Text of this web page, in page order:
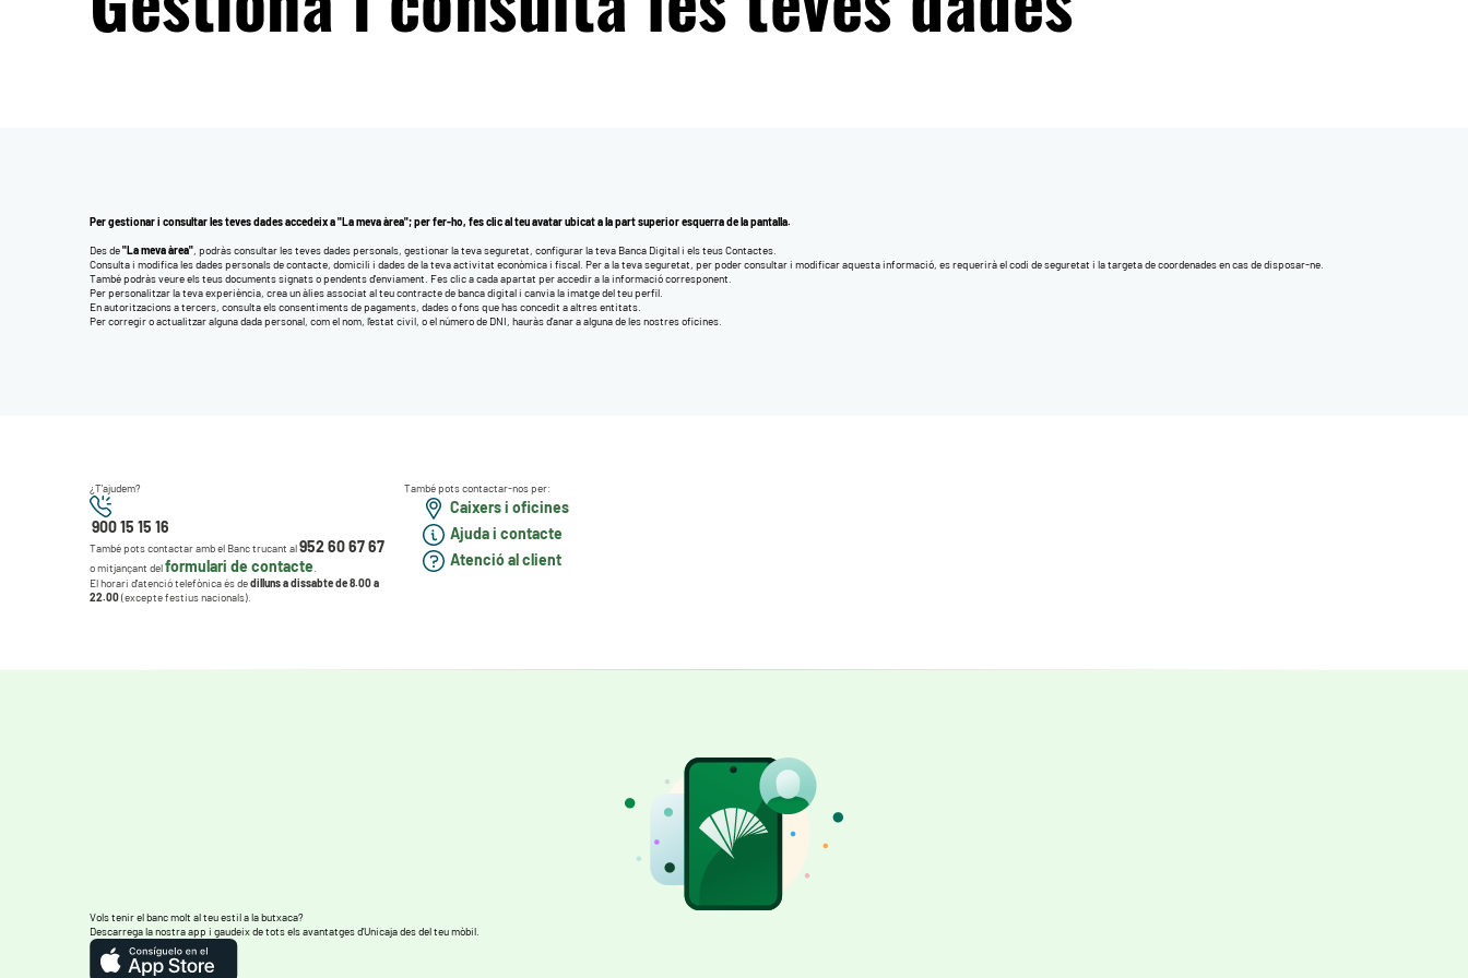
Per gestionar i consultar les teves dades accedeix a "La meva àrea"; per fer-ho, fes clic al teu avatar ubicat a la part superior esquerra de la pantalla.
Des de"La meva àrea", podràs consultar les teves dades personals, gestionar la teva seguretat, configurar la teva Banca Digital i els teus Contactes.
Consulta i modifica les dades personals de contacte, domicili i dades de la teva activitat econòmica i fiscal. Per a la teva seguretat, per poder consultar i modificar aquesta informació, es requerirà el codi de seguretat i la targeta de coordenades en cas de disposar-ne.
També podràs veure els teus documents signats o pendents d'enviament. Fes clic a cada apartat per accedir a la informació corresponent.
Per personalitzar la teva experiència, crea un àlies associat al teu contracte de banca digital i canvia la imatge del teu perfil.
En autoritzacions a tercers, consulta els consentiments de pagaments, dades o fons que has concedit a altres entitats.
Per corregir o actualitzar alguna dada personal, com el nom, l’estat civil, o el número de DNI, hauràs d’anar a alguna de les nostres oficines.
¿T'ajudem?
900 15 15 16
També pots contactar amb el Banc trucant al952 60 67 67
o mitjançant delformulari de contacte
El horari d'atenció telefònica és dedilluns a dissabte de 8.00 a
22.00(excepte festius nacionals).
També pots contactar-nos per:
Caixers i oficines
Ajuda i contacte
Atenció al client
Vols tenir el banc molt al teu estil a la butxaca?
Descarrega la nostra app i gaudeix de tots els avantatges d’Unicaja des del teu mòbil.